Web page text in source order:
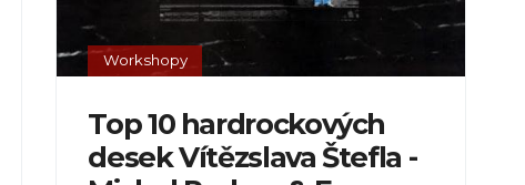
Workshopy
Top 10 hardrockových
desek Vítězslava Štefla -